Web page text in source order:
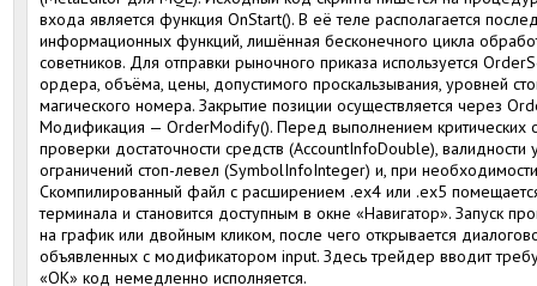
входа является функция OnStart(). В её теле располагается
информационных функций, лишённая бесконечного цикла
советников. Для отправки рыночного приказа используется
ордера, объёма, цены, допустимого проскальзывания, уровней
магического номера. Закрытие позиции осуществляется через
Модификация — OrderModify(). Перед выполнением критических
проверки достаточности средств (AccountInfoDouble), валидности
ограничений стоп-левел (SymbolInfoInteger) и, при
Скомпилированный файл с расширением .ex4 или .ex5
терминала и становится доступным в окне «Навигатор». Запуск
на график или двойным кликом, после чего открывается
объявленных с модификатором input. Здесь трейдер вводит
«ОК» код немедленно исполняется.